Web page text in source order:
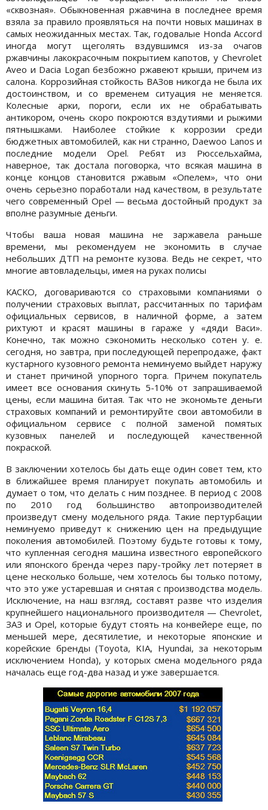
«сквозная». Обыкновенная ржавчина в последнее время
взяла за правило проявляться на почти новых машинах в
самых неожиданных местах. Так, годовалые Honda Accord
иногда могут щеголять вздувшимся из-за очагов
ржавчины лакокрасочным покрытием капотов, у Chevrolet
Aveo и Dacia Logan безбожно ржавеют крыши, причем из
салона. Коррозийная стойкость ВАЗов никогда не была их
достоинством, и со временем ситуация не меняется.
Колесные арки, пороги, если их не обрабатывать
антикором, очень скоро покроются вздутиями и рыжими
пятнышками. Наиболее стойкие к коррозии среди
бюджетных автомобилей, как ни странно, Daewoo Lanos и
последние модели Opel. Ребят из Рюссельхайма,
наверное, так достала поговорка, что всякая машина в
конце концов становится ржавым «Опелем», что они
очень серьезно поработали над качеством, в результате
чего современный Opel — весьма достойный продукт за
вполне разумные деньги.
Чтобы ваша новая машина не заржавела раньше
времени, мы рекомендуем не экономить в случае
небольших ДТП на ремонте кузова. Ведь не секрет, что
многие автовладельцы, имея на руках полисы
КАСКО, договариваются со страховыми компаниями о
получении страховых выплат, рассчитанных по тарифам
официальных сервисов, в наличной форме, а затем
рихтуют и красят машины в гараже у «дяди Васи».
Конечно, так можно сэкономить несколько сотен у. е.
сегодня, но завтра, при последующей перепродаже, факт
кустарного кузовного ремонта неминуемо выйдет наружу
и станет причиной упорного торга. Причем покупатель
имеет все основания скинуть 5-10% от запрашиваемой
цены, если машина битая. Так что не экономьте деньги
страховых компаний и ремонтируйте свои автомобили в
официальном сервисе с полной заменой помятых
кузовных панелей и последующей качественной
покраской.
В заключении хотелось бы дать еще один совет тем, кто
в ближайшее время планирует покупать автомобиль и
думает о том, что делать с ним позднее. В период с 2008
по 2010 год большинство автопроизводителей
произведут смену модельного ряда. Такие пертурбации
неминуемо приведут к снижению цен на предыдущие
поколения автомобилей. Поэтому будьте готовы к тому,
что купленная сегодня машина известного европейского
или японского бренда через пару-тройку лет потеряет в
цене несколько больше, чем хотелось бы только потому,
что это уже устаревшая и снятая с производства модель.
Исключение, на наш взгляд, составят разве что изделия
крупнейшего национального производителя — Chevrolet,
ЗАЗ и Opel, которые будут стоять на конвейере еще, по
меньшей мере, десятилетие, и некоторые японские и
корейские бренды (Toyota, KIA, Hyundai, за некоторым
исключением Honda), у которых смена модельного ряда
началась еще год-два назад и уже завершается.